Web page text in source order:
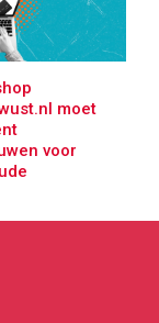
moet
voor